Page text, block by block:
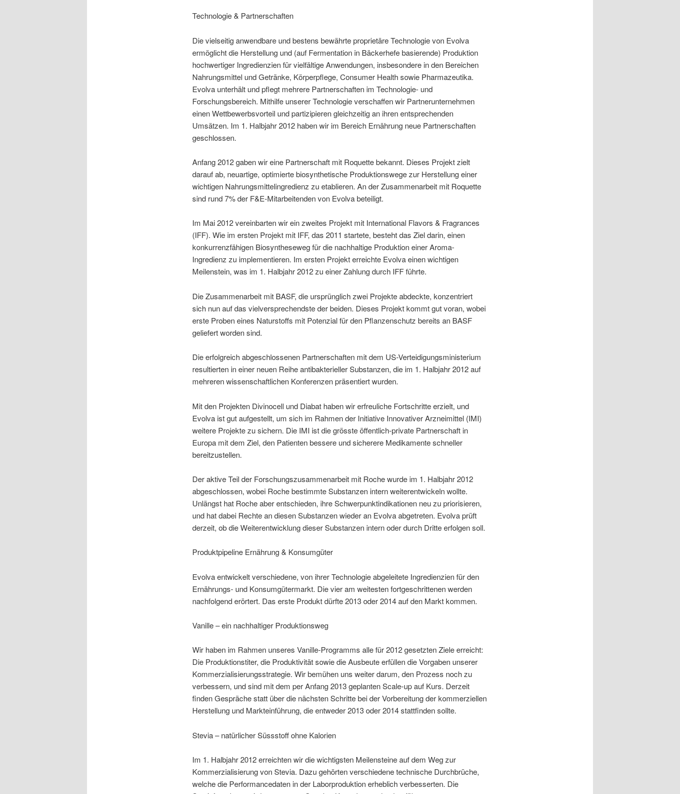
Technologie & Partnerschaften
Die vielseitig anwendbare und bestens bewährte proprietäre Technologie von Evolva
ermöglicht die Herstellung und (auf Fermentation in Bäckerhefe basierende) Produktion
hochwertiger Ingredienzien für vielfältige Anwendungen, insbesondere in den Bereichen
Nahrungsmittel und Getränke, Körperpflege, Consumer Health sowie Pharmazeutika.
Evolva unterhält und pflegt mehrere Partnerschaften im Technologie- und
Forschungsbereich. Mithilfe unserer Technologie verschaffen wir Partnerunternehmen
einen Wettbewerbsvorteil und partizipieren gleichzeitig an ihren entsprechenden
Umsätzen. Im 1. Halbjahr 2012 haben wir im Bereich Ernährung neue Partnerschaften
geschlossen.
Anfang 2012 gaben wir eine Partnerschaft mit Roquette bekannt. Dieses Projekt zielt
darauf ab, neuartige, optimierte biosynthetische Produktionswege zur Herstellung einer
wichtigen Nahrungsmittelingredienz zu etablieren. An der Zusammenarbeit mit Roquette
sind rund 7% der F&E-Mitarbeitenden von Evolva beteiligt.
Im Mai 2012 vereinbarten wir ein zweites Projekt mit International Flavors & Fragrances
(IFF). Wie im ersten Projekt mit IFF, das 2011 startete, besteht das Ziel darin, einen
konkurrenzfähigen Biosyntheseweg für die nachhaltige Produktion einer Aroma-
Ingredienz zu implementieren. Im ersten Projekt erreichte Evolva einen wichtigen
Meilenstein, was im 1. Halbjahr 2012 zu einer Zahlung durch IFF führte.
Die Zusammenarbeit mit BASF, die ursprünglich zwei Projekte abdeckte, konzentriert
sich nun auf das vielversprechendste der beiden. Dieses Projekt kommt gut voran, wobei
erste Proben eines Naturstoffs mit Potenzial für den Pflanzenschutz bereits an BASF
geliefert worden sind.
Die erfolgreich abgeschlossenen Partnerschaften mit dem US-Verteidigungsministerium
resultierten in einer neuen Reihe antibakterieller Substanzen, die im 1. Halbjahr 2012 auf
mehreren wissenschaftlichen Konferenzen präsentiert wurden.
Mit den Projekten Divinocell und Diabat haben wir erfreuliche Fortschritte erzielt, und
Evolva ist gut aufgestellt, um sich im Rahmen der Initiative Innovativer Arzneimittel (IMI)
weitere Projekte zu sichern. Die IMI ist die grösste öffentlich-private Partnerschaft in
Europa mit dem Ziel, den Patienten bessere und sicherere Medikamente schneller
bereitzustellen.
Der aktive Teil der Forschungszusammenarbeit mit Roche wurde im 1. Halbjahr 2012
abgeschlossen, wobei Roche bestimmte Substanzen intern weiterentwickeln wollte.
Unlängst hat Roche aber entschieden, ihre Schwerpunktindikationen neu zu priorisieren,
und hat dabei Rechte an diesen Substanzen wieder an Evolva abgetreten. Evolva prüft
derzeit, ob die Weiterentwicklung dieser Substanzen intern oder durch Dritte erfolgen soll.
Produktpipeline Ernährung & Konsumgüter
Evolva entwickelt verschiedene, von ihrer Technologie abgeleitete Ingredienzien für den
Ernährungs- und Konsumgütermarkt. Die vier am weitesten fortgeschrittenen werden
nachfolgend erörtert. Das erste Produkt dürfte 2013 oder 2014 auf den Markt kommen.
Vanille – ein nachhaltiger Produktionsweg
Wir haben im Rahmen unseres Vanille-Programms alle für 2012 gesetzten Ziele erreicht:
Die Produktionstiter, die Produktivität sowie die Ausbeute erfüllen die Vorgaben unserer
Kommerzialisierungsstrategie. Wir bemühen uns weiter darum, den Prozess noch zu
verbessern, und sind mit dem per Anfang 2013 geplanten Scale-up auf Kurs. Derzeit
finden Gespräche statt über die nächsten Schritte bei der Vorbereitung der kommerziellen
Herstellung und Markteinführung, die entweder 2013 oder 2014 stattfinden sollte.
Stevia – natürlicher Süssstoff ohne Kalorien
Im 1. Halbjahr 2012 erreichten wir die wichtigsten Meilensteine auf dem Weg zur
Kommerzialisierung von Stevia. Dazu gehörten verschiedene technische Durchbrüche,
welche die Performancedaten in der Laborproduktion erheblich verbesserten. Die